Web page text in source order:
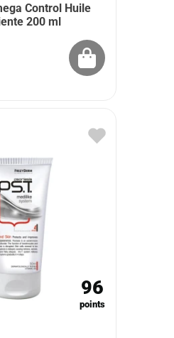
Control Huile
200 ml
96
points